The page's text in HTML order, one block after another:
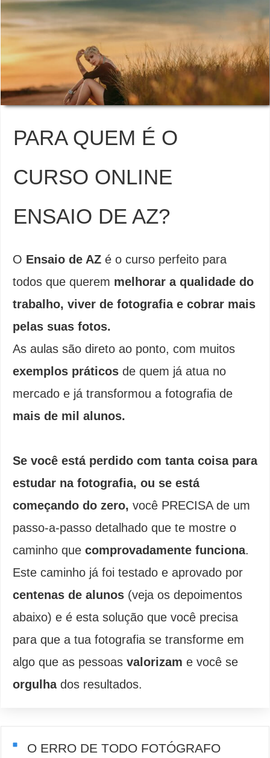
PARA QUEM É O
CURSO ONLINE
ENSAIO DE AZ?
O Ensaio de AZ é o curso perfeito para
todos que querem melhorar a qualidade do
trabalho, viver de fotografia e cobrar mais
pelas suas fotos.
As aulas são direto ao ponto, com muitos
exemplos práticos de quem já atua no
mercado e já transformou a fotografia de
mais de mil alunos.
Se você está perdido com tanta coisa para
estudar na fotografia, ou se está
começando do zero, você PRECISA de um
passo-a-passo detalhado que te mostre o
caminho que comprovadamente funciona.
Este caminho já foi testado e aprovado por
centenas de alunos (veja os depoimentos
abaixo) e é esta solução que você precisa
para que a tua fotografia se transforme em
algo que as pessoas valorizam e você se
orgulhados resultados.
O ERRO DE TODO FOTÓGRAFO